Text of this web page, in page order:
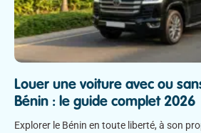
Louer une voiture avec ou
Bénin : le guide complet 2026
Explorer le Bénin en toute liberté, à son